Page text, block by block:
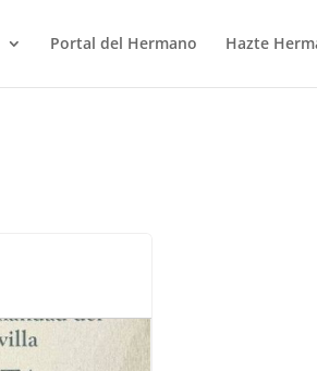
Portal del Hermano Hazte